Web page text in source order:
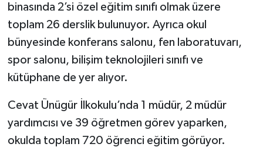
binasında 2’si özel eğitim sınıfı olmak üzere
toplam 26 derslik bulunuyor. Ayrıca okul
bünyesinde konferans salonu, fen laboratuvarı,
spor salonu, bilişim teknolojileri sınıfı ve
kütüphane de yer alıyor.
Cevat Ünügür İlkokulu’nda 1 müdür, 2 müdür
yardımcısı ve 39 öğretmen görev yaparken,
okulda toplam 720 öğrenci eğitim görüyor.